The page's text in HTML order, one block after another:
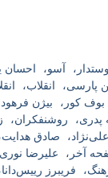
آسو
احسان
پارسی انقلاب
بوف کور بیژن
پدری روشنفکران
صادق هدایت
آخر
علیرضا
فریبرز رییس‌دانا